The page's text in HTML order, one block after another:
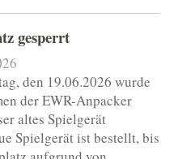
gesperrt
den 19.06.2026 wurde
der EWR-Anpacker
altes Spielgerät
Spielgerät ist bestellt, bis